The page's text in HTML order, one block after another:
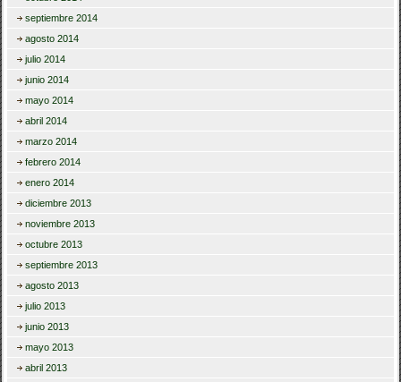
septiembre 2014
agosto 2014
julio 2014
junio 2014
mayo 2014
abril 2014
marzo 2014
febrero 2014
enero 2014
diciembre 2013
noviembre 2013
octubre 2013
septiembre 2013
agosto 2013
julio 2013
junio 2013
mayo 2013
abril 2013